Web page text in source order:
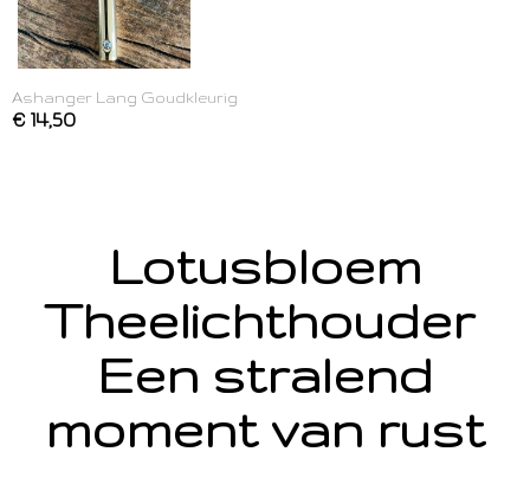
Ashanger Lang Goudkleurig
€ 14,50
Lotusbloem
Theelichthouder
Een stralend
moment van rust